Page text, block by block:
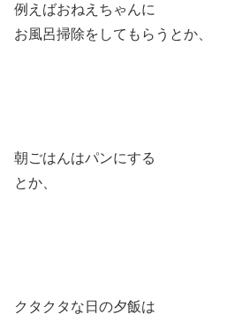
例えばおねえちゃんに
お風呂掃除をしてもらうとか、
朝ごはんはパンにする
とか、
クタクタな日の夕飯は